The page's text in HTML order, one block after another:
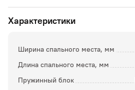
Характеристики
Ширина спального места, мм
Длина спального места, мм
Пружинный блок